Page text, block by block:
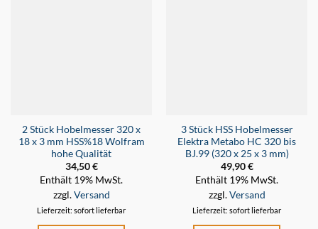
2 Stück Hobelmesser 320 x
18 x 3 mm HSS%18 Wolfram
hohe Qualität
34,50€
Enthält 19% MwSt.
zzgl.Versand
Lieferzeit: sofort lieferbar
3 Stück HSS Hobelmesser
Elektra Metabo HC 320 bis
BJ.99 (320 x 25 x 3 mm)
49,90€
Enthält 19% MwSt.
zzgl.Versand
Lieferzeit: sofort lieferbar